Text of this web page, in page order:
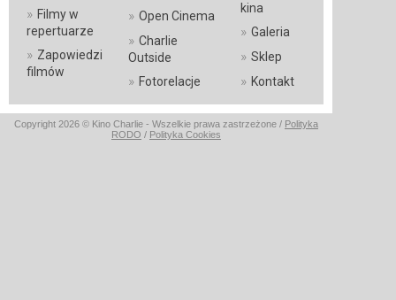
» Filmy w
repertuarze
» Zapowiedzi
filmów
» Open Cinema
» Charlie
Outside
» Fotorelacje
kina
» Galeria
» Sklep
» Kontakt
Copyright 2026 © Kino Charlie - Wszelkie prawa zastrzeżone / Polityka
RODO / Polityka Cookies